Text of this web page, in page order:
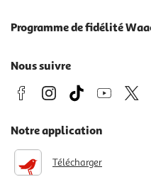
Programme de fidélité
Nous suivre
Notre application
Télécharger